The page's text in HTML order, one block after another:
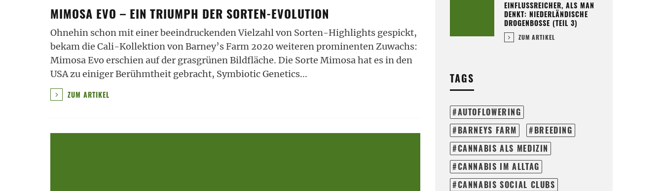
MIMOSA EVO – EIN TRIUMPH DER SORTEN-EVOLUTION
Ohnehin schon mit einer beeindruckenden Vielzahl von Sorten-Highlights gespickt,
bekam die Cali-Kollektion von Barney’s Farm 2020 weiteren prominenten Zuwachs:
Mimosa Evo erschien auf der grasgrünen Bildfläche. Die Sorte Mimosa hat es in den
USA zu einiger Berühmtheit gebracht, Symbiotic Genetics...
ZUM ARTIKEL
EINFLUSSREICHER, ALS MAN
DENKT: NIEDERLÄNDISCHE
DROGENBOSSE (TEIL 3)
ZUM ARTIKEL
TAGS
AUTOFLOWERING
BARNEYS FARM
BREEDING
CANNABIS ALS MEDIZIN
CANNABIS IM ALLTAG
CANNABIS SOCIAL CLUBS